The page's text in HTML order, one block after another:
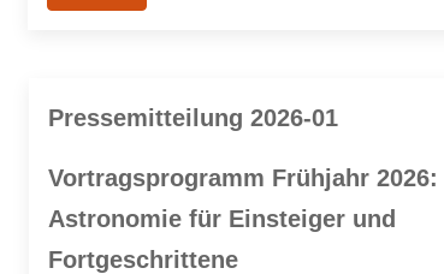
Pressemitteilung 2026-01
Vortragsprogramm Frühjahr 2026:
Astronomie für Einsteiger und
Fortgeschrittene